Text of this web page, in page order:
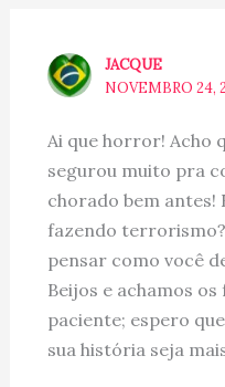
JACQUE
NOVEMBRO 24,
Ai que horror! Acho
segurou muito pra
chorado bem antes!
fazendo
pensar como você
Beijos e achamos
paciente; espero
sua história seja